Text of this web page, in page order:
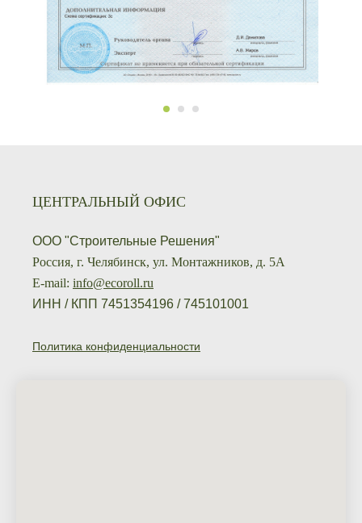
ЦЕНТРАЛЬНЫЙ ОФИС
ООО "Строительные Решения"
Россия, г. Челябинск, ул. Монтажников, д. 5А
E-mail: info@ecoroll.ru
ИНН / КПП 7451354196 / 745101001
Политика конфиденциальности